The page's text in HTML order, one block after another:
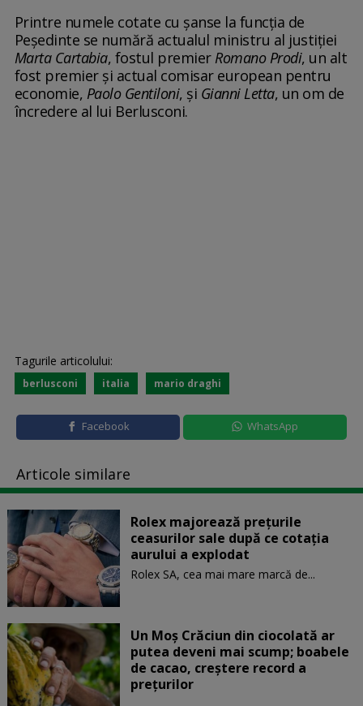
Printre numele cotate cu șanse la funcția de
Peședinte se numără actualul ministru al justiției
Marta Cartabia, fostul premier Romano Prodi, un alt
fost premier și actual comisar european pentru
economie, Paolo Gentiloni, și Gianni Letta, un om de
încredere al lui Berlusconi.
Tagurile articolului:
berlusconi italia mario draghi
Facebook WhatsApp
Articole similare
Rolex majorează preţurile
ceasurilor sale după ce cotaţia
aurului a explodat
Rolex SA, cea mai mare marcă de...
Un Moş Crăciun din ciocolată ar
putea deveni mai scump; boabele
de cacao, creştere record a
preţurilor